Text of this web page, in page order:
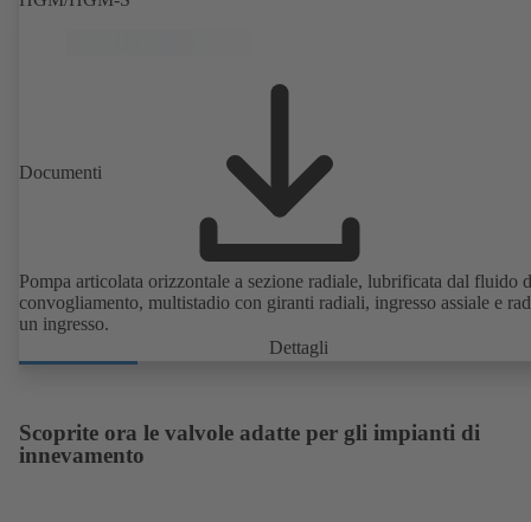
Documenti
Pompa articolata orizzontale a sezione radiale, lubrificata dal fluido
convogliamento, multistadio con giranti radiali, ingresso assiale e
un ingresso.
Dettagli
Scoprite ora le valvole adatte per gli impianti di
innevamento